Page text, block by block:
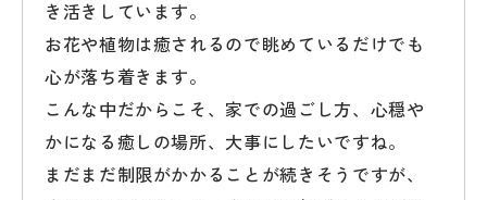
き活きしています。
お花や植物は癒されるので眺めているだけでも
心が落ち着きます。
こんな中だからこそ、家での過ごし方、心穏や
かになる癒しの場所、大事にしたいですね。
まだまだ制限がかかることが続きそうですが、